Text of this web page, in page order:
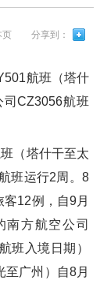
分享到：
页
航班（塔什
司CZ3056航班
（塔什干至太
班运行2周。 8
客12例，自9月
南方航空公司
班入境日期）
至广州）自8月